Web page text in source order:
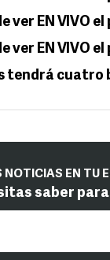
ver EN VIVO
ver EN VIVO
tendrá cuatro
NOTICIAS EN TU
saber